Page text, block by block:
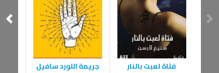
فتاة لعبت بالنار جريمة اللورد سافيل